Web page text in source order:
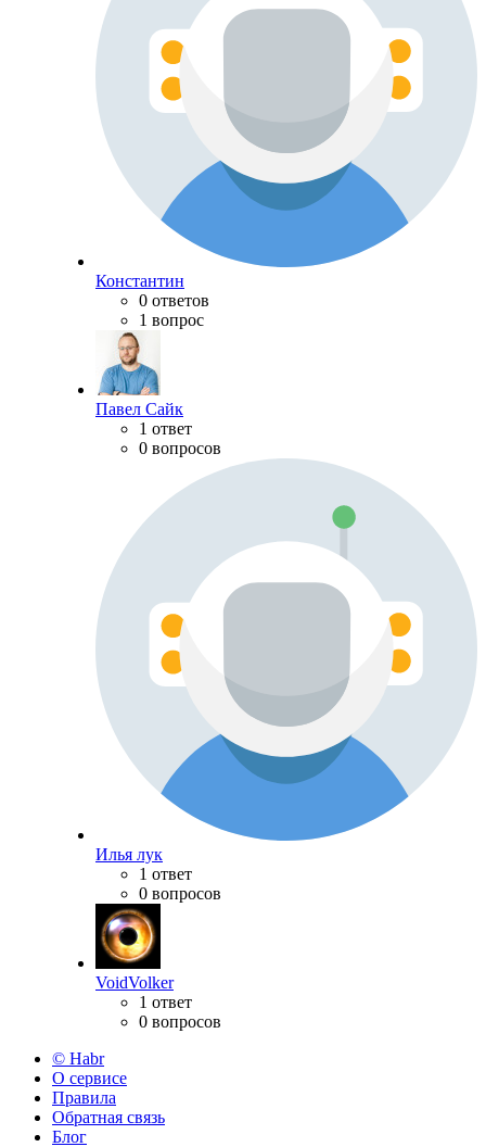
Константин
0 ответов
1 вопрос
Павел Сайк
1 ответ
0 вопросов
Илья лук
1 ответ
0 вопросов
VoidVolker
1 ответ
0 вопросов
© Habr
О сервисе
Правила
Обратная связь
Блог